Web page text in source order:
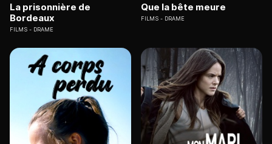
La prisonnière de
Bordeaux
FILMS DRAME
Que la bête meure
FILMS DRAME